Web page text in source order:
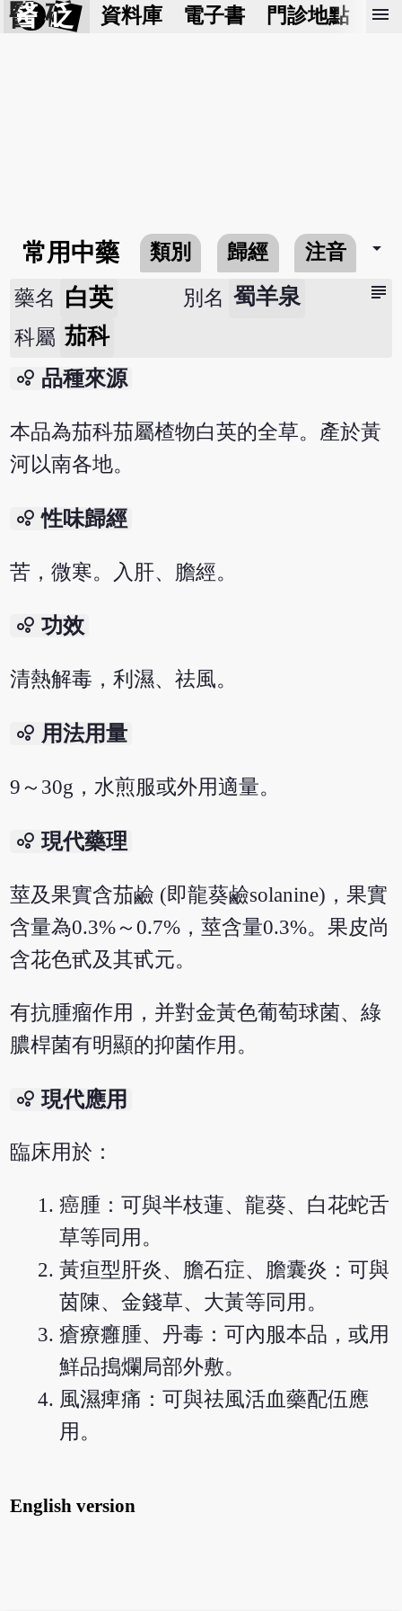
醫 砭 資料庫 電子書 門診地點 預
menu
常用中藥 類別 歸經 注音 arrow_drop_down
subject
藥名 白英 別名 蜀羊泉
科屬 茄科
bubble_chart 品種來源
本品為茄科茄屬楂物白英的全草。產於黃
河以南各地。
bubble_chart 性味歸經
苦，微寒。入肝、膽經。
bubble_chart 功效
清熱解毒，利濕、祛風。
bubble_chart 用法用量
9～30g，水煎服或外用適量。
bubble_chart 現代藥理
莖及果實含茄鹼 (即龍葵鹼solanine)，果實
含量為0.3%～0.7%，莖含量0.3%。果皮尚
含花色甙及其甙元。
有抗腫瘤作用，并對金黃色葡萄球菌、綠
膿桿菌有明顯的抑菌作用。
bubble_chart 現代應用
臨床用於：
癌腫：可與半枝蓮、龍葵、白花蛇舌
草等同用。
黃疸型肝炎、膽石症、膽囊炎：可與
茵陳、金錢草、大黃等同用。
瘡療癰腫、丹毒：可內服本品，或用
鮮品搗爛局部外敷。
風濕痺痛：可與祛風活血藥配伍應
用。
English version